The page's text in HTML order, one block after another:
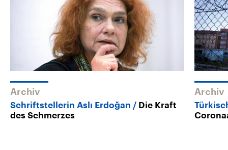
Archiv
Schriftstellerin Aslı Erdoğan
Die Kraft
des Schmerzes
Archiv